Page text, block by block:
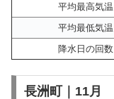
平均最高気温
平均最低気温
降水日の回数
長洲町｜11月